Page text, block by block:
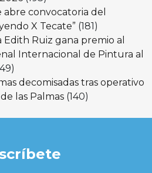
convocatoria del
X Tecate” (181)
Edith Ruiz gana premio al
Internacional de Pintura al
decomisadas tras operativo
las Palmas (140)